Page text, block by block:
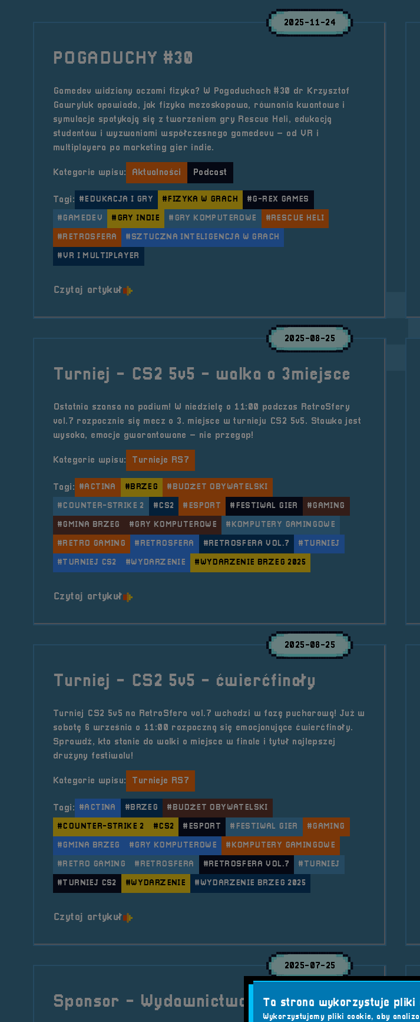
2025-11-24
POGADUCHY #30
Gamedev widziany oczami fizyka? W Pogaduchach #30 dr Krzysztof
Gawryluk opowiada, jak fizyka mezoskopowa, równania kwantowe i
symulacje spotykają się z tworzeniem gry Rescue Heli, edukacją
studentów i wyzwaniami współczesnego gamedevu – od VR i
multiplayera po marketing gier indie.
Kategorie wpisu: Aktualności Podcast
Tagi: #EDUKACJA I GRY #FIZYKA W GRACH #G-REX GAMES
#GAMEDEV #GRY INDIE #GRY KOMPUTEROWE #RESCUE HELI
#RETROSFERA #SZTUCZNA INTELIGENCJA W GRACH
#VR I MULTIPLAYER
Czytaj artykuło tytule POGADUCHY #30
2025-08-25
Turniej - CS2 5v5 - walka o 3miejsce
Ostatnia szansa na podium! W niedzielę o 11:00 podczas RetroSfery
vol.7 rozpocznie się mecz o 3. miejsce w turnieju CS2 5v5. Stawka jest
wysoka, emocje gwarantowane – nie przegap!
Kategorie wpisu: Turnieje RS7
Tagi: #ACTINA #BRZEG #BUDŻET OBYWATELSKI
#COUNTER-STRIKE 2 #CS2 #ESPORT #FESTIWAL GIER #GAMING
#GMINA BRZEG #GRY KOMPUTEROWE #KOMPUTERY GAMINGOWE
#RETRO GAMING #RETROSFERA #RETROSFERA VOL.7 #TURNIEJ
#TURNIEJ CS2 #WYDARZENIE #WYDARZENIE BRZEG 2025
Czytaj artykuło tytule Turniej &#8211; CS2 5v5 &#8211; walka o 3miejsce
2025-08-25
Turniej - CS2 5v5 - ćwierćfinały
Turniej CS2 5v5 na RetroSfera vol.7 wchodzi w fazę pucharową! Już w
sobotę 6 września o 11:00 rozpoczną się emocjonujące ćwierćfinały.
Sprawdź, kto stanie do walki o miejsce w finale i tytuł najlepszej
drużyny festiwalu!
Kategorie wpisu: Turnieje RS7
Tagi: #ACTINA #BRZEG #BUDŻET OBYWATELSKI
#COUNTER-STRIKE 2 #CS2 #ESPORT #FESTIWAL GIER #GAMING
#GMINA BRZEG #GRY KOMPUTEROWE #KOMPUTERY GAMINGOWE
#RETRO GAMING #RETROSFERA #RETROSFERA VOL.7 #TURNIEJ
#TURNIEJ CS2 #WYDARZENIE #WYDARZENIE BRZEG 2025
Czytaj artykuło tytule Turniej &#8211; CS2 5v5 &#8211; ćwierćfinały
2025-07-25
Sponsor - Wydawnictwo Gamebook!Ta strona wykorzystuje pliki
Wykorzystujemy pliki cookie, aby